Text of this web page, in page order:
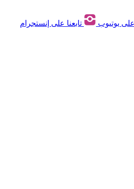
على يوتيوب
تابعنا على إنستجرام